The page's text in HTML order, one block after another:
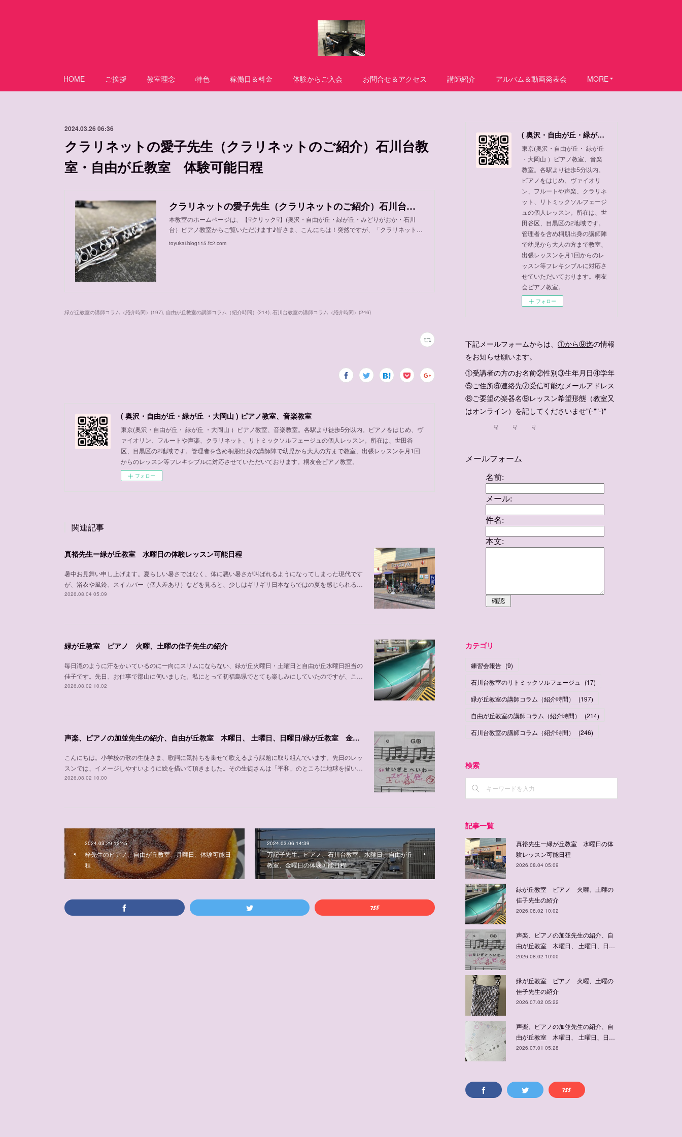
HOME ご挨拶 教室理念 特色 稼働日＆料金 体験からご入会 お問合せ＆アクセス 講師紹介 アルバム＆動画発表会 MORE
2024.03.26 06:36
クラリネットの愛子先生（クラリネットのご紹介）石川台教
室・自由が丘教室 体験可能日程
クラリネットの愛子先生（クラリネットのご紹介）石川台教室 ・自由が丘教室 体験可能日程
本教室のホームページは、【☟クリック☟】(奥沢・自由が丘・緑が丘・みどりがおか・石川
台）ピアノ教室からご覧いただけます♪皆さま、こんにちは！突然ですが、「クラリネット…
toyukai.blog115.fc2.com
緑が丘教室の講師コラム（紹介時間） (197) 自由が丘教室の講師コラム（紹介時間） (214) 石川台教室の講師コラム（紹介時間） (246)
( 奥沢・自由が丘・緑が丘 ・大岡山 ) ピアノ教室、音楽教室
東京(奥沢・自由が丘・ 緑が丘 ・大岡山 ）ピアノ教室、音楽教室。各駅より徒歩5分以内。ピアノをはじめ、ヴ
ァイオリン、フルートや声楽、クラリネット、リトミックソルフェージュの個人レッスン。所在は、世田谷
区、目黒区の2地域です。管理者を含め桐朋出身の講師陣で幼児から大人の方まで教室、出張レッスンを月1回
からのレッスン等フレキシブルに対応させていただいております。桐友会ピアノ教室。
フォロー
関連記事
真裕先生ー緑が丘教室 水曜日の体験レッスン可能日程
暑中お見舞い申し上げます。夏らしい暑さではなく、体に悪い暑さが叫ばれるようになってしまった現代です
が、浴衣や風鈴、スイカバー（個人差あり）などを見ると、少しはギリギリ日本ならではの夏を感じられる…
2026.08.04 05:09
緑が丘教室 ピアノ 火曜、土曜の佳子先生の紹介
毎日滝のように汗をかいているのに一向にスリムにならない、緑が丘火曜日・土曜日と自由が丘水曜日担当の
佳子です。先日、お仕事で郡山に伺いました。私にとって初福島県でとても楽しみにしていたのですが、こ…
2026.08.02 10:02
声楽、ピアノの加並先生の紹介、自由が丘教室 木曜日、 土曜日、日曜日/緑が丘教室 金曜日
こんにちは。小学校の歌の生徒さま、歌詞に気持ちを乗せて歌えるよう課題に取り組んでいます。先日のレッ
スンでは、イメージしやすいように絵を描いて頂きました。その生徒さんは「平和」のところに地球を描い…
2026.08.02 10:00
2024.03.29 12:45
梓先生のピアノ、自由が丘教室、月曜日、体験可能日
程
2024.03.06 14:39
万記子先生、ピアノ、石川台教室、水曜日、自由が丘
教室、金曜日の体験可能日程
( 奥沢・自由が丘・緑が丘 ・大岡山 ) ピアノ教室、音楽教室
東京(奥沢・自由が丘・ 緑が丘
・大岡山 ）ピアノ教室、音楽
教室。各駅より徒歩5分以内。
ピアノをはじめ、ヴァイオリ
ン、フルートや声楽、クラリネ
ット、リトミックソルフェージ
ュの個人レッスン。所在は、世
田谷区、目黒区の2地域です。
管理者を含め桐朋出身の講師陣
で幼児から大人の方まで教室、
出張レッスンを月1回からのレ
ッスン等フレキシブルに対応さ
せていただいております。桐友
会ピアノ教室。
フォロー
下記メールフォームからは、 ①から⑨迄の情報
をお知らせ願います。
①受講者の方のお名前②性別③生年月日④学年
⑤ご住所⑥連絡先⑦受信可能なメールアドレス
⑧ご要望の楽器名⑨レッスン希望形態（教室又
はオンライン）を記してくださいませ"(-""-)"
☟ ☟ ☟
カテゴリ
練習会報告 (9)
石川台教室のリトミックソルフェージュ
(17)
緑が丘教室の講師コラム（紹介時間）
(197)
自由が丘教室の講師コラム（紹介時間）
(214)
石川台教室の講師コラム（紹介時間）
(246)
検索
記事一覧
真裕先生ー緑が丘教室 水曜日の体
験レッスン可能日程
2026.08.04 05:09
緑が丘教室 ピアノ 火曜、土曜の
佳子先生の紹介
2026.08.02 10:02
声楽、ピアノの加並先生の紹介、自
由が丘教室 木曜日、 土曜日、日…
2026.08.02 10:00
緑が丘教室 ピアノ 火曜、土曜の
佳子先生の紹介
2026.07.02 05:22
声楽、ピアノの加並先生の紹介、自
由が丘教室 木曜日、 土曜日、日…
2026.07.01 05:28